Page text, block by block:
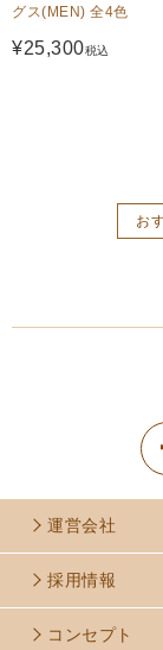
グス(MEN) 全4色
¥25,300税込
お
運営会社
採用情報
コンセプト